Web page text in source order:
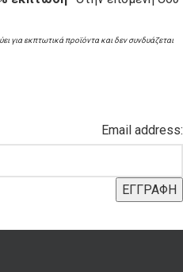
για εκπτωτικά προϊόντα και δεν συνδυάζεται
Email address: